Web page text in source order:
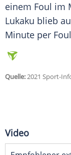
einem Foul im
Lukaku blieb
Minute per
Quelle:2021 Sport-
Video